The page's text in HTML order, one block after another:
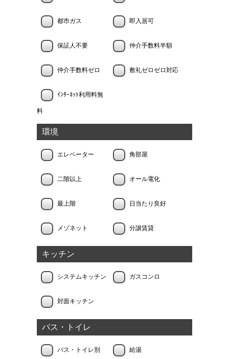
都市ガス 即入居可
保証人不要 仲介手数料半額
仲介手数料ゼロ 敷礼ゼロゼロ対応
ｲﾝﾀｰﾈｯﾄ利用料無
料
環境
エレベーター 角部屋
二階以上 オール電化
最上階 日当たり良好
メゾネット 分譲賃貸
キッチン
システムキッチン ガスコンロ
対面キッチン
バス・トイレ
バス・トイレ別 給湯